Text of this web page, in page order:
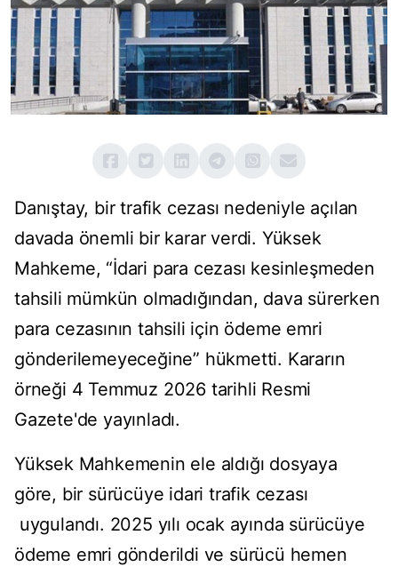
Danıştay, bir trafik cezası nedeniyle açılan
davada önemli bir karar verdi. Yüksek
Mahkeme, “İdari para cezası kesinleşmeden
tahsili mümkün olmadığından, dava sürerken
para cezasının tahsili için ödeme emri
gönderilemeyeceğine” hükmetti. Kararın
örneği 4 Temmuz 2026 tarihli Resmi
Gazete'de yayınladı.
Yüksek Mahkemenin ele aldığı dosyaya
göre, bir sürücüye idari trafik cezası
uygulandı. 2025 yılı ocak ayında sürücüye
ödeme emri gönderildi ve sürücü hemen